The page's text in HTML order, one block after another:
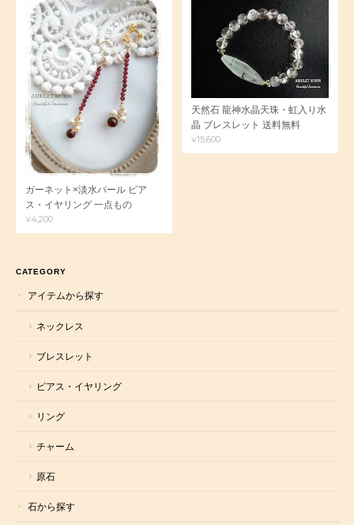
ガーネット×淡水パール ピア
ス・イヤリング 一点もの
¥4,200
天然石 龍神水晶天珠・虹入り水
晶 ブレスレット 送料無料
¥15,600
CATEGORY
アイテムから探す
ネックレス
ブレスレット
ピアス・イヤリング
リング
チャーム
原石
石から探す